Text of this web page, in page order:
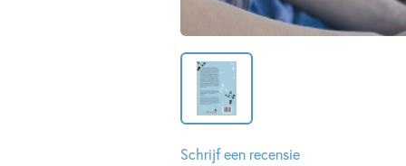
Schrijf een recensie